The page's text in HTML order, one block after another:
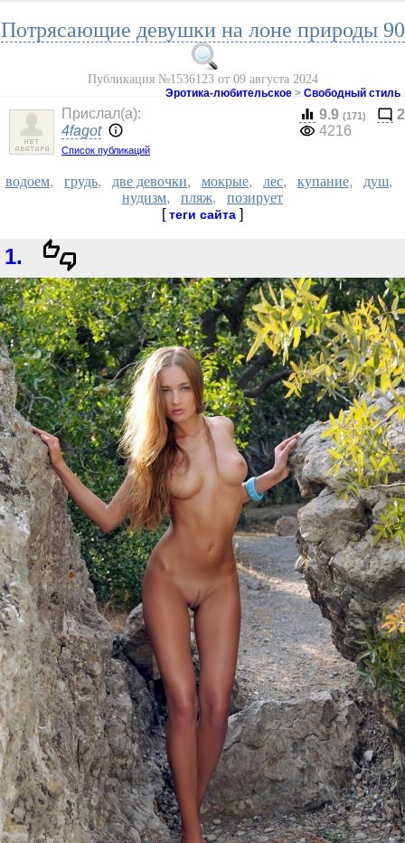
Потрясающие девушки на лоне природы 90
Публикация №1536123 от 09 августа 2024
Эротика-любительское > Свободный стиль
Прислал(a):
4fagot
Список публикаций
9.9 (171)
2
4216
водоем, грудь, две девочки, мокрые, лес, купание, душ,
нудизм, пляж, позирует
[теги сайта ]
1.